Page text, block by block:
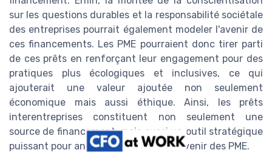
sur les questions durables et la responsabilité sociétale
des entreprises pourrait également modeler l'avenir de
ces financements. Les PME pourraient donc tirer parti
de ces prêts en renforçant leur engagement pour des
pratiques plus écologiques et inclusives, ce qui
ajouterait une valeur ajoutée non seulement
économique mais aussi éthique. Ainsi, les prêts
interentreprises constituent non seulement une
source de financement, mais aussi un outil stratégique
puissant pour anticiper et façonner l'avenir des PME.